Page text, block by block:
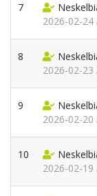
7
2026-02-24
8
2026-02-23
9
2026-02-20
10
2026-02-19